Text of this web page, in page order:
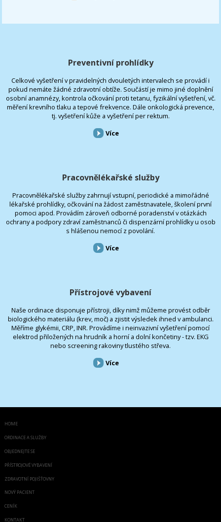
Preventivní prohlídky
Celkové vyšetření v pravidelných dvouletých intervalech se provádí i
pokud nemáte žádné zdravotní obtíže. Součástí je mimo jiné doplnění
osobní anamnézy, kontrola očkování proti tetanu, fyzikální vyšetření, vč.
měření krevního tlaku a tepové frekvence. Dále onkologická prevence,
tj. vyšetření kůže a vyšetření per rektum.
Více
Pracovnělékařské služby
Pracovnělékařské služby zahrnují vstupní, periodické a mimořádné
lékařské prohlídky, očkování na žádost zaměstnavatele, školení první
pomoci apod. Provádím zároveň odborné poradenství v otázkách
ochrany a podpory zdraví zaměstnanců či dispenzární prohlídky u osob
s hlášenou nemocí z povolání.
Více
Přístrojové vybavení
Naše ordinace disponuje přístroji, díky nimž můžeme provést odběr
biologického materiálu (krev, moč) a zjistit výsledek ihned v ambulanci.
Měříme glykémii, CRP, INR. Provádíme i neinvazivní vyšetření pomocí
elektrod přiložených na hrudník a horní a dolní končetiny - tzv. EKG
nebo screening rakoviny tlustého střeva.
Více
HOME
ORDINACE A SLUŽBY
OBJEDNEJTE SE
PŘÍSTROJOVÉ VYBAVENÍ
ZDRAVOTNÍ POJIŠŤOVNY
NOVÝ PACIENT
CENÍK
KONTAKT